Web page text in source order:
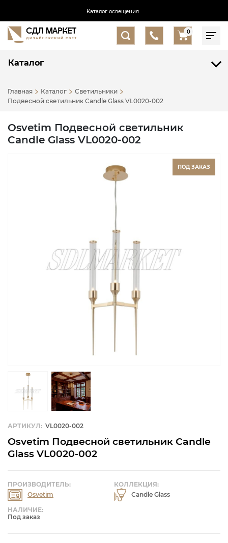
Каталог освещения
0
Каталог
Главная Каталог
Светильники
Подвесной светильник Candle Glass VL0020-002
Osvetim Подвесной светильник
Candle Glass VL0020-002
ПОД ЗАКАЗ
АРТИКУЛ: VL0020-002
Osvetim Подвесной светильник Candle
Glass VL0020-002
НАЛИЧИЕ:
Под заказ
КОЛЛЕКЦИЯ:
Candle Glass
ПРОИЗВОДИТЕЛЬ:
Osvetim